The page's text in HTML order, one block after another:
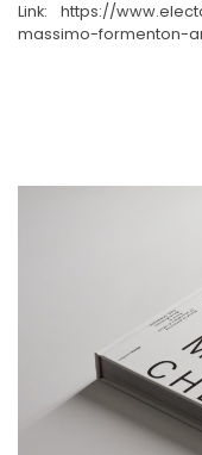
Link:
https://
massimo-formenton-